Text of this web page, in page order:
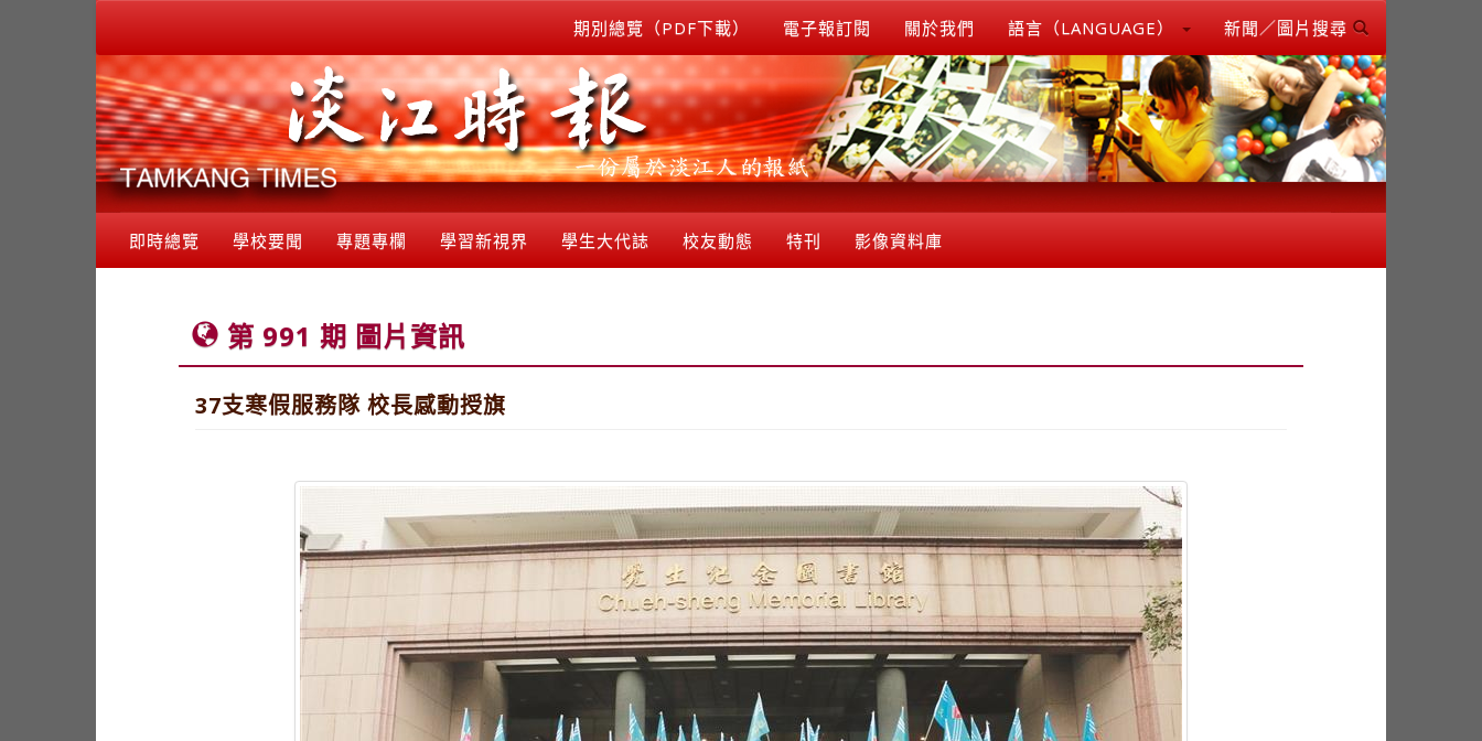
期別總覽（PDF下載） 電子報訂閱 關於我們 語言（LANGUAGE） 新聞／圖片搜尋
即時總覽 學校要聞 專題專欄 學習新視界 學生大代誌 校友動態 特刊 影像資料庫
第 991 期 圖片資訊
37支寒假服務隊 校長感動授旗